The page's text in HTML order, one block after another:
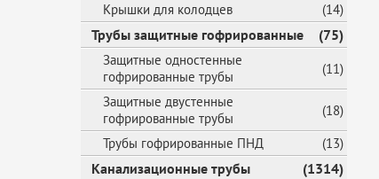
Крышки для колодцев
(14)
Трубы защитные гофрированные (75)
Защитные одностенные
гофрированные трубы
(11)
Защитные двустенные
гофрированные трубы
(18)
Трубы гофрированные ПНД
(13)
Канализационные трубы (1314)